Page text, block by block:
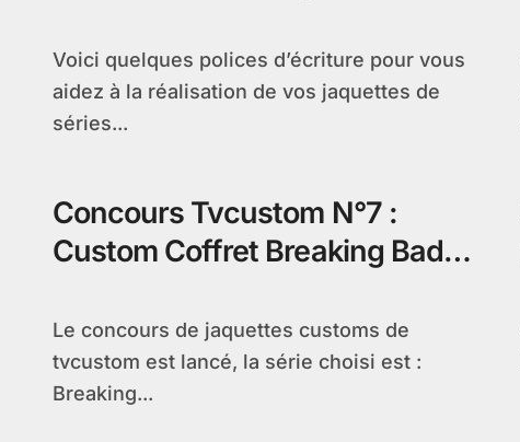
Voici quelques polices d’écriture pour vous
aidez à la réalisation de vos jaquettes de
séries...
Concours Tvcustom N°7 :
Custom Coffret Breaking Bad
Le concours de jaquettes customs de
tvcustom est lancé, la série choisi est :
Breaking...